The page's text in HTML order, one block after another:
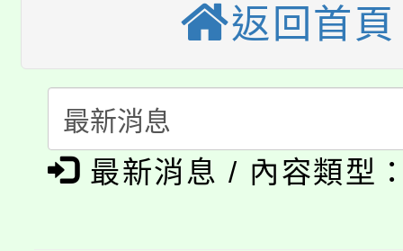
生本土語及新住民語歌
公告本校115學年度第
代理(課)教師甄選結果(
公告本校115學年度第
代理(課)教師甄選結果(
轉知中國文化大學推廣
《TA101》溝通分析基
淨零綠生活教案入校路
返回首頁
最新消息 / 內容類型